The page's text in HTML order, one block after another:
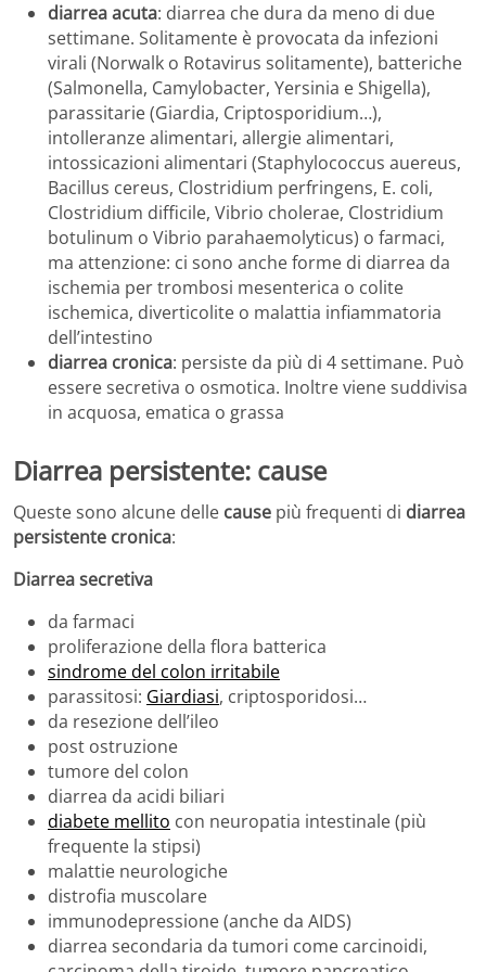
diarrea acuta: diarrea che dura da meno di due
settimane. Solitamente è provocata da infezioni
virali (Norwalk o Rotavirus solitamente), batteriche
(Salmonella, Camylobacter, Yersinia e Shigella),
parassitarie (Giardia, Criptosporidium…),
intolleranze alimentari, allergie alimentari,
intossicazioni alimentari (Staphylococcus auereus,
Bacillus cereus, Clostridium perfringens, E. coli,
Clostridium difficile, Vibrio cholerae, Clostridium
botulinum o Vibrio parahaemolyticus) o farmaci,
ma attenzione: ci sono anche forme di diarrea da
ischemia per trombosi mesenterica o colite
ischemica, diverticolite o malattia infiammatoria
dell’intestino
diarrea cronica: persiste da più di 4 settimane. Può
essere secretiva o osmotica. Inoltre viene suddivisa
in acquosa, ematica o grassa
Diarrea persistente: cause
Queste sono alcune delle cause più frequenti di diarrea
persistente cronica:
Diarrea secretiva
da farmaci
proliferazione della flora batterica
sindrome del colon irritabile
parassitosi: Giardiasi, criptosporidosi…
da resezione dell’ileo
post ostruzione
tumore del colon
diarrea da acidi biliari
diabete mellito con neuropatia intestinale (più
frequente la stipsi)
malattie neurologiche
distrofia muscolare
immunodepressione (anche da AIDS)
diarrea secondaria da tumori come carcinoidi,